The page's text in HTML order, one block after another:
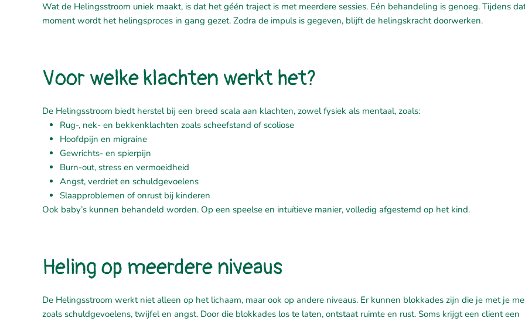
Wat de Helingsstroom uniek maakt, is dat het géén traject is met meerdere sessies. Eén behandeling is genoeg. Tijdens
moment wordt het helingsproces in gang gezet. Zodra de impuls is gegeven, blijft de helingskracht doorwerken.
Voor welke klachten werkt het?
De Helingsstroom biedt herstel bij een breed scala aan klachten, zowel fysiek als mentaal, zoals:
Rug-, nek- en bekkenklachten zoals scheefstand of scoliose
Hoofdpijn en migraine
Gewrichts- en spierpijn
Burn-out, stress en vermoeidheid
Angst, verdriet en schuldgevoelens
Slaapproblemen of onrust bij kinderen
Ook baby’s kunnen behandeld worden. Op een speelse en intuïtieve manier, volledig afgestemd op het kind.
Heling op meerdere niveaus
De Helingsstroom werkt niet alleen op het lichaam, maar ook op andere niveaus. Er kunnen blokkades zijn die je met je
zoals schuldgevoelens, twijfel en angst. Door die blokkades los te laten, ontstaat ruimte en rust. Soms krijgt een client een